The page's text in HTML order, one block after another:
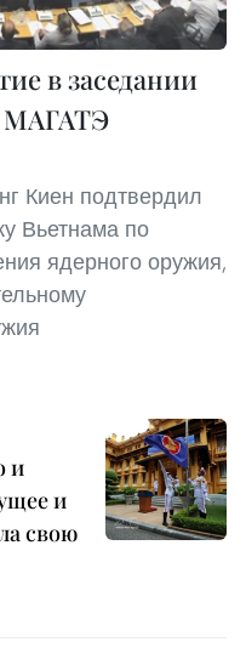
в заседании
МАГАТЭ
Киен подтвердил
Вьетнама по
ядерного оружия,
и
и
свою